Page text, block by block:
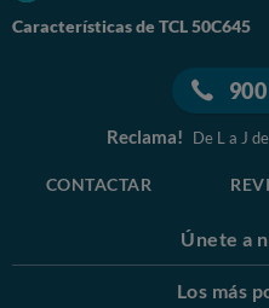
Características de TCL 50C645
Reclama! De L a J
CONTACTAR
Únete a
Los más